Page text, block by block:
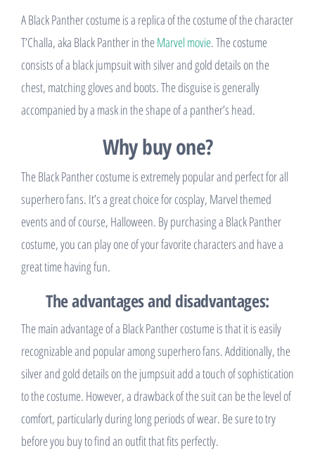
A Black Panther costume is a replica of the costume of the character
T’Challa, aka Black Panther in theMarvel movie. The costume
consists of a black jumpsuit with silver and gold details on the
chest, matching gloves and boots. The disguise is generally
accompanied by a mask in the shape of a panther’s head.
Why buy one?
The Black Panther costume is extremely popular and perfect for all
superhero fans. It’s a great choice for cosplay, Marvel themed
events and of course, Halloween. By purchasing a Black Panther
costume, you can play one of your favorite characters and have a
great time having fun.
The advantages and disadvantages:
The main advantage of a Black Panther costume is that it is easily
recognizable and popular among superhero fans. Additionally, the
silver and gold details on the jumpsuit add a touch of sophistication
to the costume. However, a drawback of the suit can be the level of
comfort, particularly during long periods of wear. Be sure to try
before you buy to find an outfit that fits perfectly.